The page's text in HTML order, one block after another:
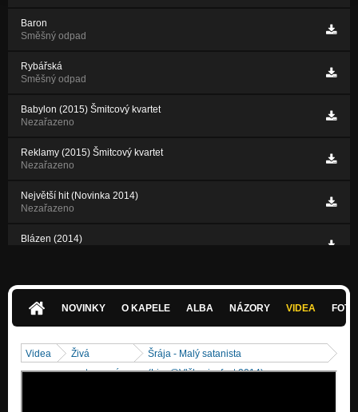
Baron
Směšný odpad
Rybářská
Směšný odpad
Babylon (2015) Šmitcový kvartet
Nezařazeno
Reklamy (2015) Šmitcový kvartet
Nezařazeno
Největší hit (Novinka 2014)
Nezařazeno
Blázen (2014)
NOVINKY
O KAPELE ALBA NÁZORY VIDEA
Videa
Živá
vystoupení
Šrája - Malý satanista
(Live@Vlčkovicefest 2014)